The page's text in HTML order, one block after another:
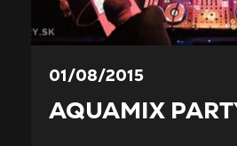
01/08/2015
AQUAMIX